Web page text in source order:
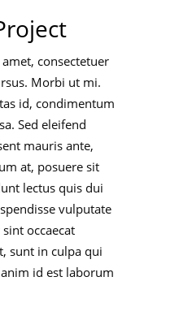
consectetuer
Morbi ut mi.
id, condimentum
Sed eleifend
mauris ante,
at, posuere sit
lectus quis dui
vulputate
occaecat
sunt in culpa qui
id est laborum